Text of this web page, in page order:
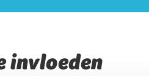
invloeden